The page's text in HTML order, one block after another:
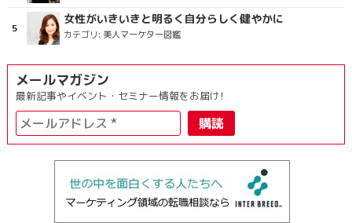
女性がいきいきと明るく自分らしく健やかに
カテゴリ: 美人マーケター図鑑
メールマガジン
最新記事やイベント・セミナー情報をお届け!